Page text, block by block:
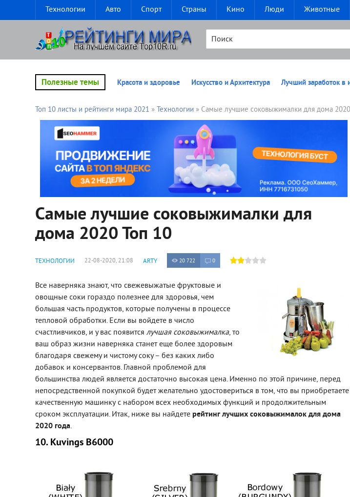
Технологии Авто Спорт Страны Кино Люди Животные
Полезные темы Красота и здоровье Искусство и Архитектура Лучший заработок в
Топ 10 листы и рейтинги мира 2021 » Технологии » Самые лучшие соковыжималки для дома
Самые лучшие соковыжималки для
дома 2020 Топ 10
ТЕХНОЛОГИИ 22-08-2020, 21:08 ARTY 20 722 0
Все наверняка знают, что свежевыжатые фруктовые и
овощные соки гораздо полезнее для здоровья, чем
большая часть продуктов, которые получены в процессе
тепловой обработки. Если вы войдете в число
счастливчиков, и у вас появится лучшая соковыжималка, то
ваш образ жизни наверняка станет еще более здоровым
благодаря свежему и чистому соку – без каких либо
добавок и консервантов. Главной проблемой для
большинства людей является достаточно высокая цена. Именно по этой причине, перед
непосредственной покупкой будет желательно удостовериться в том, что вы приобретаете
качественную машинку с набором всех необходимых функций и продолжительным
сроком эксплуатации. Итак, ниже вы найдете рейтинг лучших соковыжималок для дома
2020 года.
10. Kuvings B6000